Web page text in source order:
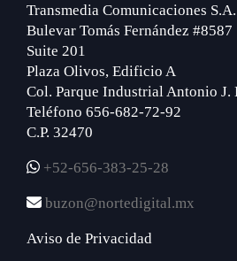
Transmedia Comunicaciones
Bulevar Tomás Fernández #8587
Suite 201
Plaza Olivos, Edificio A
Col. Parque Industrial Antonio J.
Teléfono 656-682-72-92
C.P. 32470
+52-656-383-25-28
buzon@nortedigital.mx
Aviso de Privacidad